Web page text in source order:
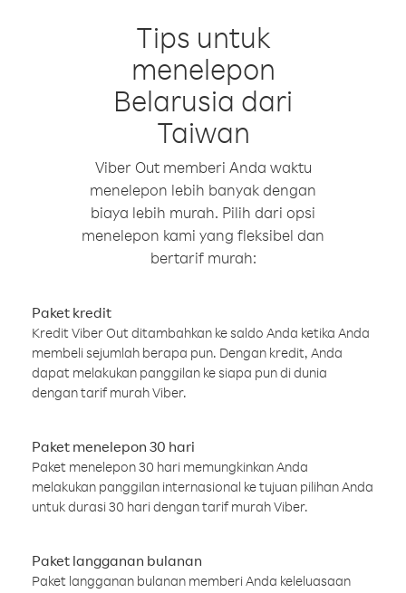
Tips untuk
menelepon
Belarusia dari
Taiwan
Viber Out memberi Anda waktu
menelepon lebih banyak dengan
biaya lebih murah. Pilih dari opsi
menelepon kami yang fleksibel dan
bertarif murah:
Paket kredit
Kredit Viber Out ditambahkan ke saldo Anda ketika Anda
membeli sejumlah berapa pun. Dengan kredit, Anda
dapat melakukan panggilan ke siapa pun di dunia
dengan tarif murah Viber.
Paket menelepon 30 hari
Paket menelepon 30 hari memungkinkan Anda
melakukan panggilan internasional ke tujuan pilihan Anda
untuk durasi 30 hari dengan tarif murah Viber.
Paket langganan bulanan
Paket langganan bulanan memberi Anda keleluasaan